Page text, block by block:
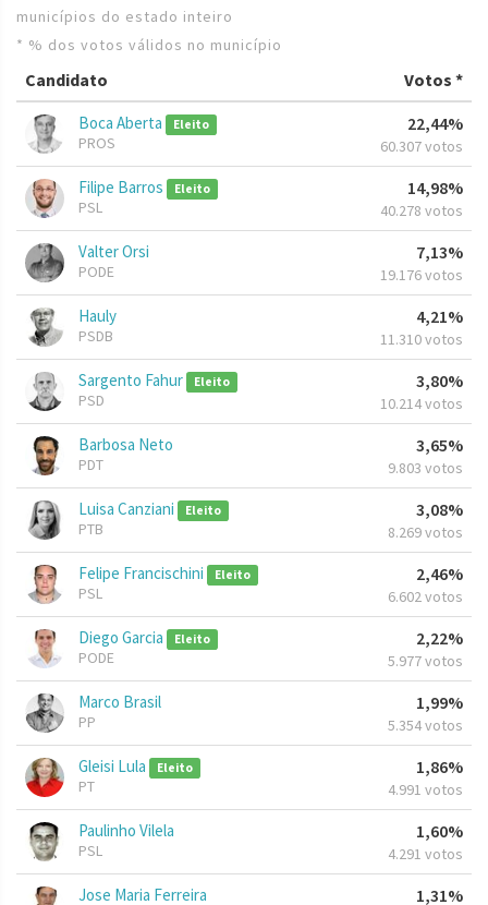
municípios do estado inteiro
* % dos votos válidos no município
Candidato Votos *
Boca Aberta Eleito
PROS
22,44%
60.307 votos
Filipe Barros Eleito
PSL
14,98%
40.278 votos
Valter Orsi
PODE
7,13%
19.176 votos
Hauly
PSDB
4,21%
11.310 votos
Sargento Fahur Eleito
PSD
3,80%
10.214 votos
Barbosa Neto
PDT
3,65%
9.803 votos
Luisa Canziani Eleito
PTB
3,08%
8.269 votos
Felipe Francischini Eleito
PSL
2,46%
6.602 votos
Diego Garcia Eleito
PODE
2,22%
5.977 votos
Marco Brasil
PP
1,99%
5.354 votos
Gleisi Lula Eleito
PT
1,86%
4.991 votos
Paulinho Vilela
PSL
1,60%
4.291 votos
Jose Maria Ferreira 1,31%